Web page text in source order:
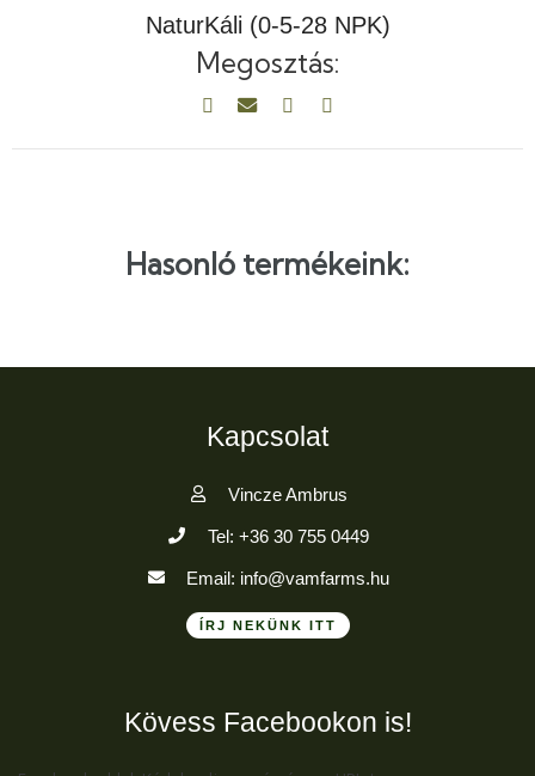
NaturKáli (0-5-28 NPK)
Megosztás:
Hasonló termékeink:
Kapcsolat
Vincze Ambrus
Tel: +36 30 755 0449
Email: info@vamfarms.hu
ÍRJ NEKÜNK ITT
Kövess Facebookon is!